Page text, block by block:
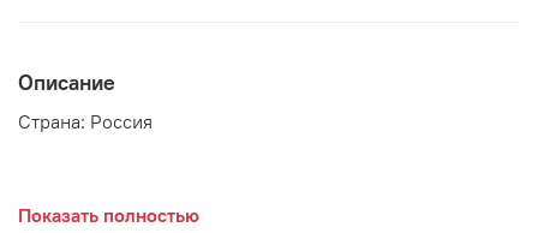
Описание
Страна: Россия
Подушка с креативным дизайном декорирована черно-
Показать полностью